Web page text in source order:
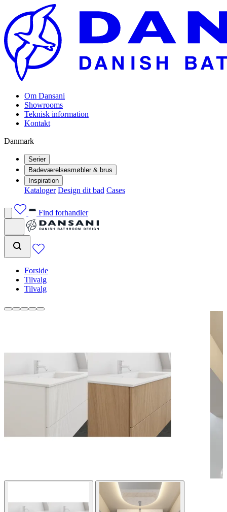
Om Dansani
Showrooms
Teknisk information
Kontakt
Danmark
Serier
Badeværelsesmøbler & brus
Inspiration
Kataloger Design dit bad Cases
Find forhandler
Forside
Tilvalg
Tilvalg